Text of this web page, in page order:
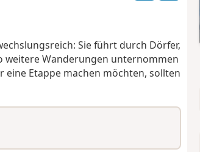
Sie führt durch Dörfer,
weitere Wanderungen unternommen
eine Etappe machen möchten, sollten